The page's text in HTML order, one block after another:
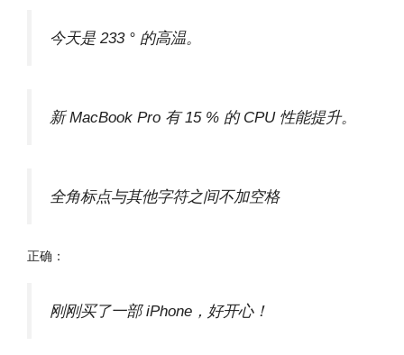
今天是 233 ° 的高温。
新 MacBook Pro 有 15 % 的 CPU 性能提升。
全角标点与其他字符之间不加空格
正确：
刚刚买了一部 iPhone，好开心！